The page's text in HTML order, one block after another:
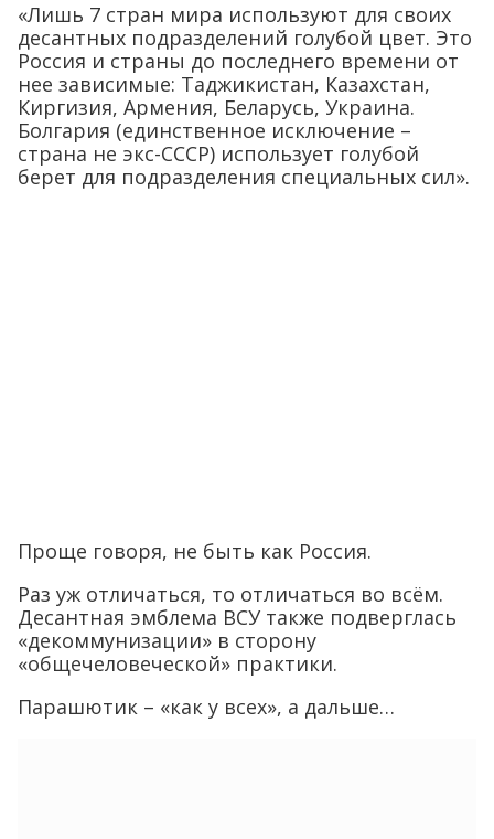
«Лишь 7 стран мира используют для своих
десантных подразделений голубой цвет. Это
Россия и страны до последнего времени от
нее зависимые: Таджикистан, Казахстан,
Киргизия, Армения, Беларусь, Украина.
Болгария (единственное исключение –
страна не экс-СССР) использует голубой
берет для подразделения специальных сил».
Проще говоря, не быть как Россия.
Раз уж отличаться, то отличаться во всём.
Десантная эмблема ВСУ также подверглась
«декоммунизации» в сторону
«общечеловеческой» практики.
Парашютик – «как у всех», а дальше…